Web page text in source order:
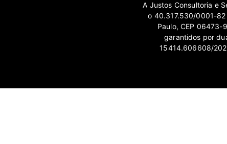
A Justos Consultoria e
o 40.317.530/0001-82
Paulo, CEP 06473-
garantidos por
15414.606608/